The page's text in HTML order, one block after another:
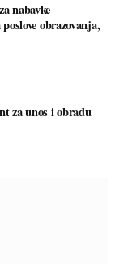
nabavke
obrazovanja,
za unos i obradu